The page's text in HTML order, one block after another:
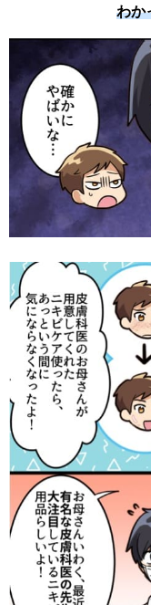
わか